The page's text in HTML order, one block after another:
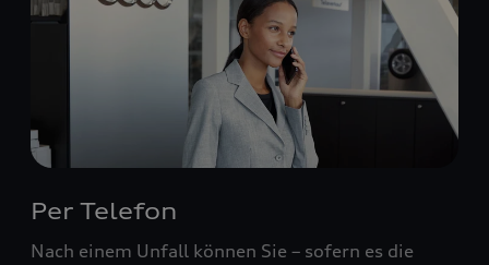
Per Telefon
Nach einem Unfall können Sie – sofern es die